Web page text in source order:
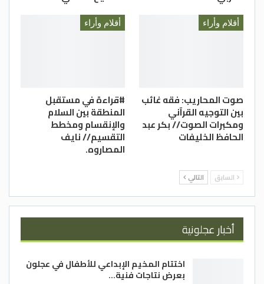
أقلام وأراء
صوت المحاريب: فقه غائب
بين التوجيه القرآني
ومكبرات الصوت// بكر عبد
الحافظ الخليفات
أقلام وأراء
#قراءة في مستقبل
المنطقة بين السلام
والإنقسام ومخطط
التقسيم// نايف
المصاروه.
السابق التالي
أخبار عجلونية
اختتام المخيم الإبداعي للأطفال في عجلون
بعرض نتاجات فنية…